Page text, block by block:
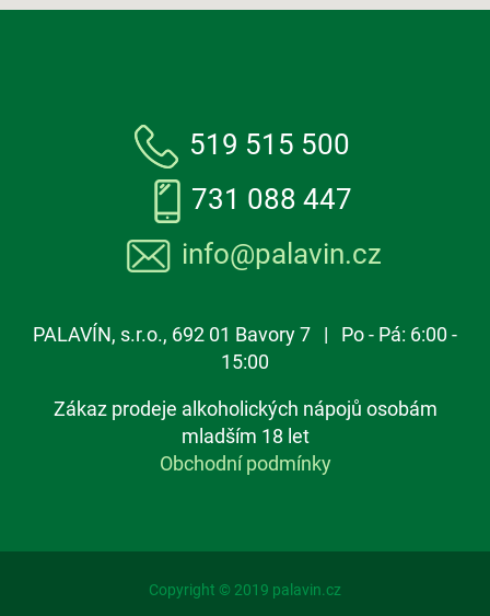
519 515 500
731 088 447
info@palavin.cz
PALAVÍN, s.r.o., 692 01 Bavory 7 | Po - Pá: 6:00 -
15:00
Zákaz prodeje alkoholických nápojů osobám
mladším 18 let
Obchodní podmínky
Copyright © 2019 palavin.cz